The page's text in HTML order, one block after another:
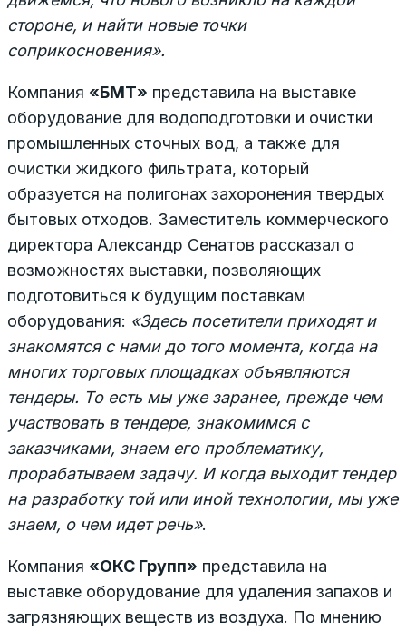
стороне, и найти новые точки
соприкосновения».
Компания «БМТ» представила на выставке
оборудование для водоподготовки и очистки
промышленных сточных вод, а также для
очистки жидкого фильтрата, который
образуется на полигонах захоронения твердых
бытовых отходов. Заместитель коммерческого
директора Александр Сенатов рассказал о
возможностях выставки, позволяющих
подготовиться к будущим поставкам
оборудования: «Здесь посетители приходят и
знакомятся с нами до того момента, когда на
многих торговых площадках объявляются
тендеры. То есть мы уже заранее, прежде чем
участвовать в тендере, знакомимся с
заказчиками, знаем его проблематику,
прорабатываем задачу. И когда выходит тендер
на разработку той или иной технологии, мы уже
знаем, о чем идет речь».
Компания «ОКС Групп» представила на
выставке оборудование для удаления запахов и
загрязняющих веществ из воздуха. По мнению